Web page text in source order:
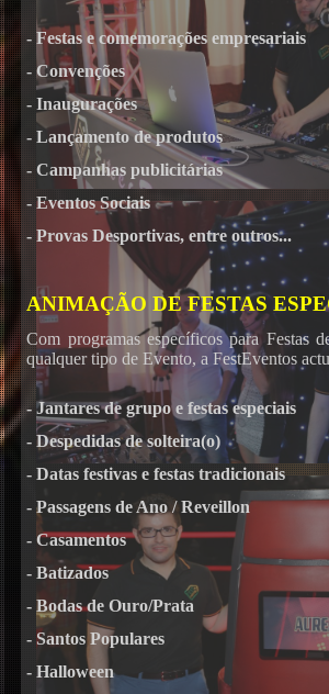
- Festas e comemorações empresariais
- Convenções
- Inaugurações
- Lançamento de produtos
- Campanhas publicitárias
- Eventos Sociais
- Provas Desportivas, entre outros...
ANIMAÇÃO DE FESTAS
Com programas específicos para Festas
qualquer tipo de Evento, a FestEventos
- Jantares de grupo e festas especiais
- Despedidas de solteira(o)
- Datas festivas e festas tradicionais
- Passagens de Ano / Reveillon
- Casamentos
- Batizados
- Bodas de Ouro/Prata
- Santos Populares
- Halloween